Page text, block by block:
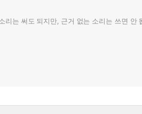
리는 써도 되지만, 근거 없는 소리는 쓰면 안